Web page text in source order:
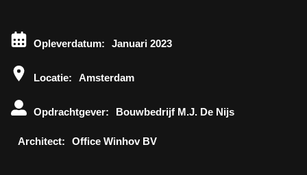
Opleverdatum: Januari 2023
Locatie: Amsterdam
Opdrachtgever: Bouwbedrijf M.J. De Nijs
Architect: Office Winhov BV